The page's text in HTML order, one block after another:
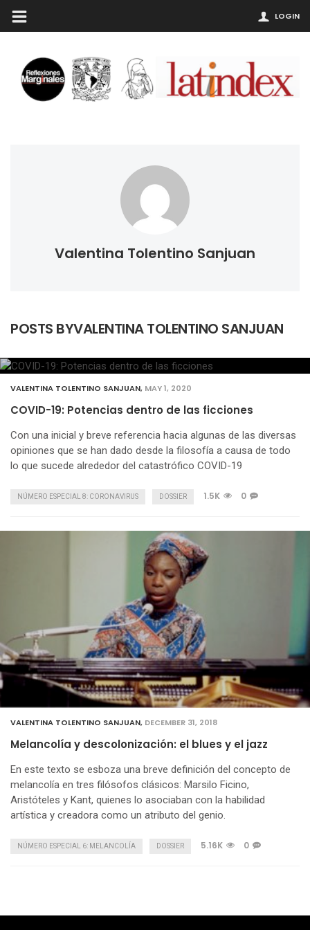
LOGIN
Valentina Tolentino Sanjuan
POSTS BYVALENTINA TOLENTINO SANJUAN
VALENTINA TOLENTINO SANJUAN, MAY 1, 2020
COVID-19: Potencias dentro de las ficciones
Con una inicial y breve referencia hacia algunas de las diversas
opiniones que se han dado desde la filosofía a causa de todo
lo que sucede alrededor del catastrófico COVID-19
NÚMERO ESPECIAL 8: CORONAVIRUS DOSSIER 1.5K 0
VALENTINA TOLENTINO SANJUAN, DECEMBER 31, 2018
Melancolía y descolonización: el blues y el jazz
En este texto se esboza una breve definición del concepto de
melancolía en tres filósofos clásicos: Marsilo Ficino,
Aristóteles y Kant, quienes lo asociaban con la habilidad
artística y creadora como un atributo del genio.
NÚMERO ESPECIAL 6: MELANCOLÍA DOSSIER 5.16K 0